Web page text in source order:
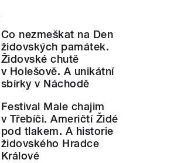
Co nezmeškat na Den
židovských památek.
Židovské chutě
v Holešově. A unikátní
sbírky v Náchodě
Festival Male chajim
v Třebíči. Američtí Židé
pod tlakem. A historie
židovského Hradce
Králové